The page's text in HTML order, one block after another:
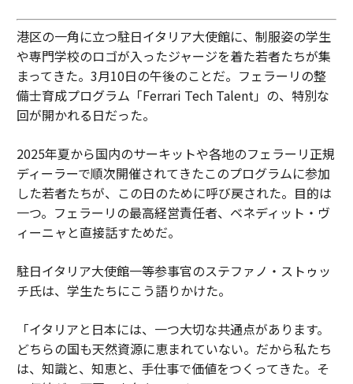
港区の一角に立つ駐日イタリア大使館に、制服姿の学生
や専門学校のロゴが入ったジャージを着た若者たちが集
まってきた。3月10日の午後のことだ。フェラーリの整
備士育成プログラム「Ferrari Tech Talent」の、特別な
回が開かれる日だった。
2025年夏から国内のサーキットや各地のフェラーリ正規
ディーラーで順次開催されてきたこのプログラムに参加
した若者たちが、この日のために呼び戻された。目的は
一つ。フェラーリの最高経営責任者、ベネディット・ヴ
ィーニャと直接話すためだ。
駐日イタリア大使館一等参事官のステファノ・ストゥッ
チ氏は、学生たちにこう語りかけた。
「イタリアと日本には、一つ大切な共通点があります。
どちらの国も天然資源に恵まれていない。だから私たち
は、知識と、知恵と、手仕事で価値をつくってきた。そ